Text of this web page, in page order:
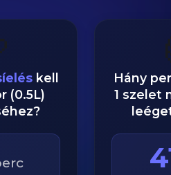
kell
(0.5L)
Hány
1 szelet